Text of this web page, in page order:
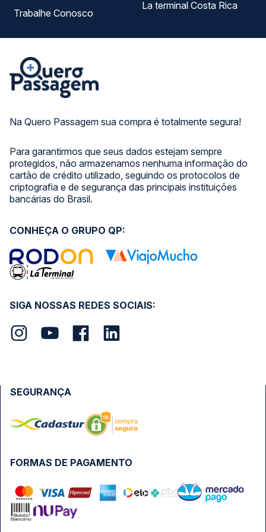
Na Quero Passagem sua compra é totalmente segura!
Para garantirmos que seus dados estejam sempre
protegidos, não armazenamos nenhuma informação do
cartão de crédito utilizado, seguindo os protocolos de
criptografia e de segurança das principais instituições
bancárias do Brasil.
Trabalhe Conosco
La terminal Costa Rica
SIGA NOSSAS REDES SOCIAIS:
CONHEÇA O GRUPO QP:
FORMAS DE PAGAMENTO
SEGURANÇA